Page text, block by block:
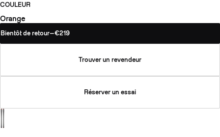
COULEUR
Orange
Bientôt de retour—€219
Trouver un revendeur
Réserver un essai